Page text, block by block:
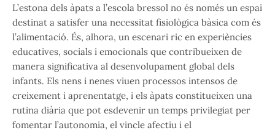
L’estona dels àpats a l’escola bressol no és només un espai
destinat a satisfer una necessitat fisiològica bàsica com és
l’alimentació. És, alhora, un escenari ric en experiències
educatives, socials i emocionals que contribueixen de
manera significativa al desenvolupament global dels
infants. Els nens i nenes viuen processos intensos de
creixement i aprenentatge, i els àpats constitueixen una
rutina diària que pot esdevenir un temps privilegiat per
fomentar l’autonomia, el vincle afectiu i el